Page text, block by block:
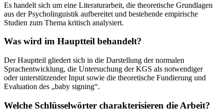
Es handelt sich um eine Literaturarbeit, die theoretische Grundlagen
aus der Psycholinguistik aufbereitet und bestehende empirische
Studien zum Thema kritisch analysiert.
Was wird im Hauptteil behandelt?
Der Hauptteil gliedert sich in die Darstellung der normalen
Sprachentwicklung, die Untersuchung der KGS als notwendiger
oder unterstützender Input sowie die theoretische Fundierung und
Evaluation des „baby signing“.
Welche Schlüsselwörter charakterisieren die Arbeit?